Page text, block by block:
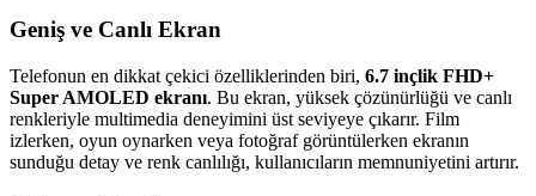
Geniş ve Canlı Ekran
Telefonun en dikkat çekici özelliklerinden biri, 6.7 inçlik FHD+
Super AMOLED ekranı. Bu ekran, yüksek çözünürlüğü ve canlı
renkleriyle multimedia deneyimini üst seviyeye çıkarır. Film
izlerken, oyun oynarken veya fotoğraf görüntülerken ekranın
sunduğu detay ve renk canlılığı, kullanıcıların memnuniyetini artırır.